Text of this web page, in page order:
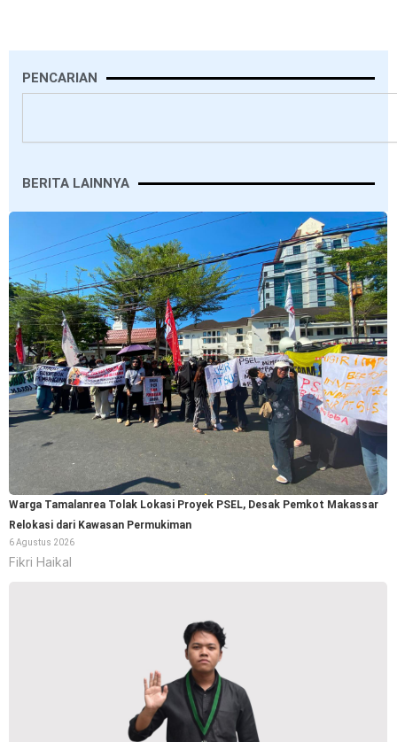
PENCARIAN
BERITA LAINNYA
Warga Tamalanrea Tolak Lokasi Proyek PSEL, Desak Pemkot Makassar
Relokasi dari Kawasan Permukiman
6 Agustus 2026
Fikri Haikal